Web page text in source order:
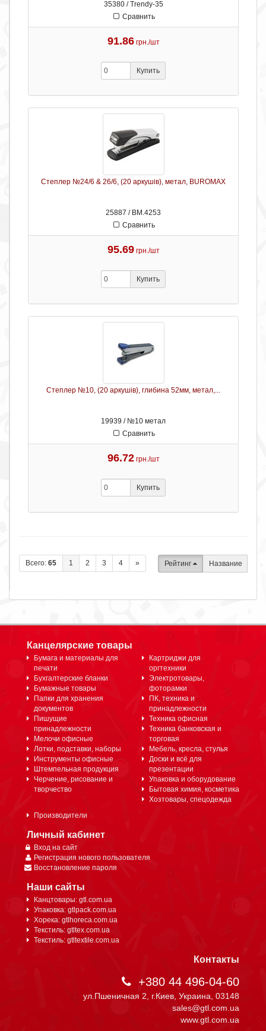
35380 / Trendy-35
Сравнить
91.86 грн./шт
Купить
Степлер №24/6 & 26/6, (20 аркушів), метал, BUROMAX
25887 / ВМ.4253
Сравнить
95.69 грн./шт
Купить
Степлер №10, (20 аркушів), глибина 52мм, метал,...
19939 / №10 метал
Сравнить
96.72 грн./шт
Купить
Всего: 65 1 2 3 4 » Рейтинг Название
Канцелярские товары
Бумага и материалы для
печати
Бухгалтерские бланки
Бумажные товары
Папки для хранения
документов
Пишущие
принадлежности
Мелочи офисные
Лотки, подставки, наборы
Инструменты офисные
Штемпельная продукция
Черчение, рисование и
творчество
Картриджи для
оргтехники
Электротовары,
фоторамки
ПК, техника и
принадлежности
Техника офисная
Техника банковская и
торговая
Мебель, кресла, стулья
Доски и всё для
презентации
Упаковка и оборудование
Бытовая химия, косметика
Хозтовары, спецодежда
Производители
Личный кабинет
Вход на сайт
Регистрация нового пользователя
Восстановление пароля
Наши сайты
Канцтовары: gtl.com.ua
Упаковка: gtlpack.com.ua
Хорека: gtlhoreca.com.ua
Текстиль: gtltex.com.ua
Текстиль: gtltextile.com.ua
Контакты
+380 44 496-04-60
ул.Пшеничная 2, г.Киев, Украина, 03148
sales@gtl.com.ua
www.gtl.com.ua